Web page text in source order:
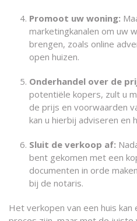
Promoot uw woning:
marketingkanalen om uw
brengen, zoals online
open huizen.
Onderhandel over de
potentiële kopers, zult u
de prijs en voorwaarden
kan u hierbij adviseren en
Sluit de verkoop af:
bent gekomen met een
documenten in orde
bij de notaris.
Het verkopen van een huis